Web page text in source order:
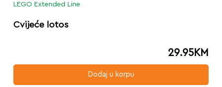
LEGO Extended Line
Cvijeće lotos
29.95KM
Dodaj u korpu